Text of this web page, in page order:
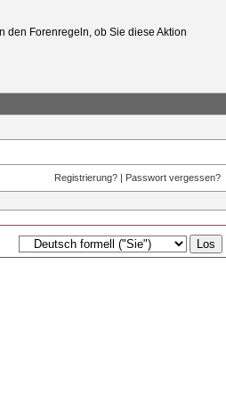
den Forenregeln, ob Sie diese Aktion
Registrierung? | Passwort vergessen?